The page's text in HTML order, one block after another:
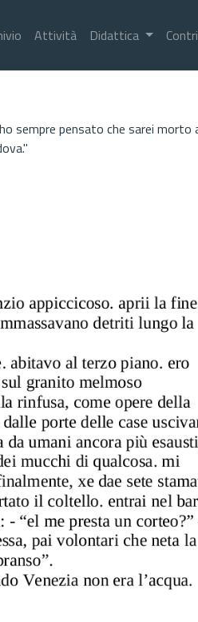
Attività Didattica
sempre pensato che sarei morto